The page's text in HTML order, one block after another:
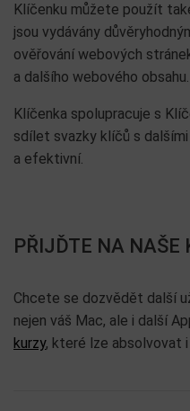
Klíčenku můžete použít
jsou vydávány
ověřování webových
a dalšího webového obsahu.
Klíčenka spolupracuje s
sdílet svazky klíčů s
a efektivní.
PŘIJĎTE NA NAŠE
Chcete se dozvědět další
nejen váš Mac, ale i další
kurzy, které lze absolvovat